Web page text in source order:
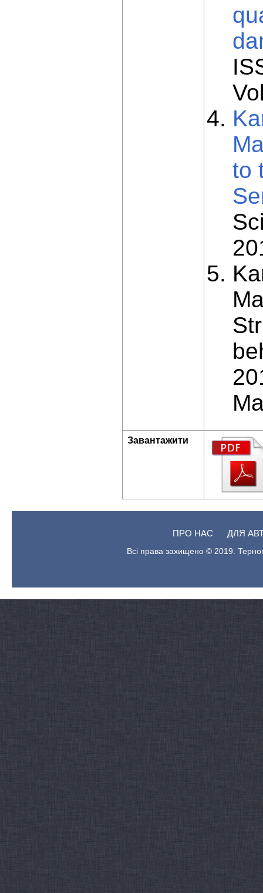
to
Завантажити
ПРО НАС ДЛЯ
Всі права захищено © 2019.